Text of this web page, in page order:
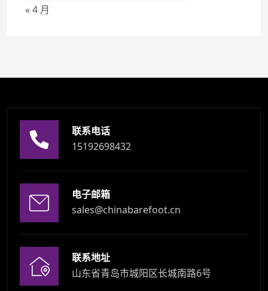
« 4 月
联系电话
15192698432
电子邮箱
sales@chinabarefoot.cn
联系地址
山东省青岛市城阳区长城南路6号